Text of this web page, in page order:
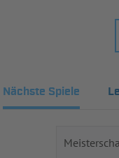
Nächste Spiele